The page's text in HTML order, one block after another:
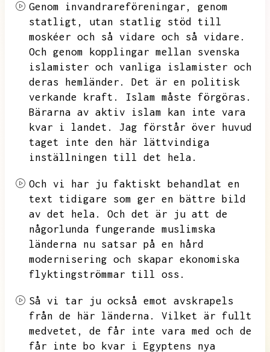
Genom invandrareföreningar,
genom
statligt,
utan statlig stöd till
moskéer och så vidare och så vidare.
Och genom kopplingar mellan svenska
islamister och vanliga islamister och
deras hemländer.
Det är en politisk
verkande kraft.
Islam måste förgöras.
Bärarna av aktiv islam kan inte vara
kvar i landet.
Jag förstår över huvud
taget inte den här lättvindiga
inställningen till det hela.
Och vi har ju faktiskt behandlat en
text tidigare som ger en bättre bild
av det hela.
Och det är ju att de
någorlunda fungerande muslimska
länderna nu satsar på en hård
modernisering och skapar ekonomiska
flyktingströmmar till oss.
Så vi tar ju också emot avskrapels
från de här länderna.
Vilket är fullt
medvetet,
de får inte vara med och de
får inte bo kvar i Egyptens nya